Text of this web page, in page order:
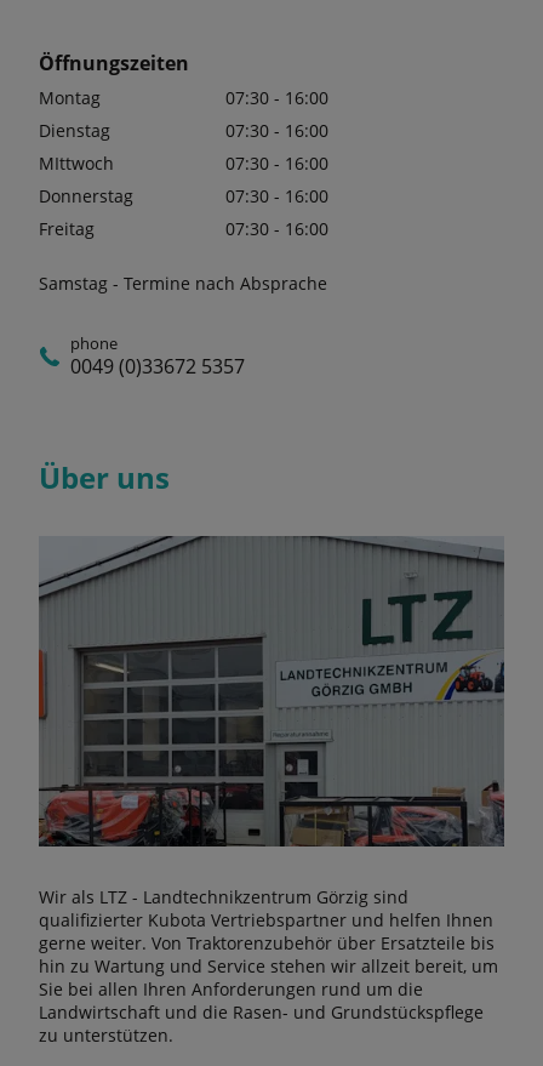
Öffnungszeiten
Montag
07:30 - 16:00
Dienstag
07:30 - 16:00
MIttwoch
07:30 - 16:00
Donnerstag
07:30 - 16:00
Freitag
07:30 - 16:00
Samstag - Termine nach Absprache
phone
0049 (0)33672 5357
Über uns
Wir als LTZ - Landtechnikzentrum Görzig sind
qualifizierter Kubota Vertriebspartner und helfen Ihnen
gerne weiter. Von Traktorenzubehör über Ersatzteile bis
hin zu Wartung und Service stehen wir allzeit bereit, um
Sie bei allen Ihren Anforderungen rund um die
Landwirtschaft und die Rasen- und Grundstückspflege
zu unterstützen.